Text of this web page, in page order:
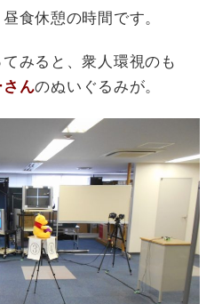
食休憩の時間です。
みると、衆人環視のも
さんのぬいぐるみが。